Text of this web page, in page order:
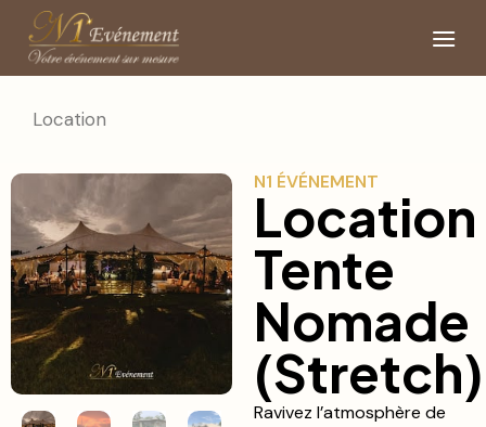
Location
N1 ÉVÉNEMENT
Location
Tente
Nomade
(Stretch)
Ravivez l’atmosphère de